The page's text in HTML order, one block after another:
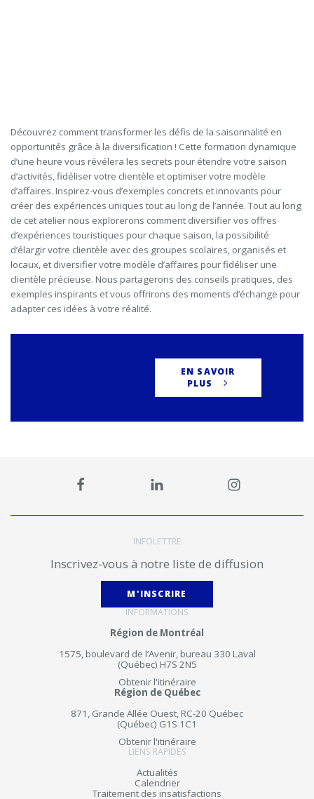
Découvrez comment transformer les défis de la saisonnalité en
opportunités grâce à la diversification ! Cette formation dynamique
d’une heure vous révélera les secrets pour étendre votre saison
d’activités, fidéliser votre clientèle et optimiser votre modèle
d’affaires. Inspirez-vous d’exemples concrets et innovants pour
créer des expériences uniques tout au long de l’année. Tout au long
de cet atelier nous explorerons comment diversifier vos offres
d’expériences touristiques pour chaque saison, la possibilité
d’élargir votre clientèle avec des groupes scolaires, organisés et
locaux, et diversifier votre modèle d’affaires pour fidéliser une
clientèle précieuse. Nous partagerons des conseils pratiques, des
exemples inspirants et vous offrirons des moments d’échange pour
adapter ces idées à votre réalité.
EN SAVOIR
PLUS
INFOLETTRE
Inscrivez-vous à notre liste de diffusion
M'INSCRIRE
INFORMATIONS
Région de Montréal
1575, boulevard de l’Avenir, bureau 330 Laval
(Québec) H7S 2N5
Obtenir l'itinéraire
Région de Québec
871, Grande Allée Ouest, RC-20 Québec
(Québec) G1S 1C1
Obtenir l'itinéraire
LIENS RAPIDES
Actualités
Calendrier
Traitement des insatisfactions